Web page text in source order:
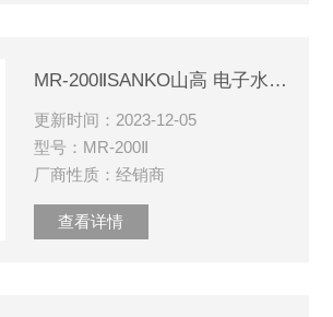
MR-200ⅡSANKO山高 电子水分仪 池田屋现货供应
更新时间：2023-12-05
型号：MR-200Ⅱ
厂商性质：经销商
查看详情